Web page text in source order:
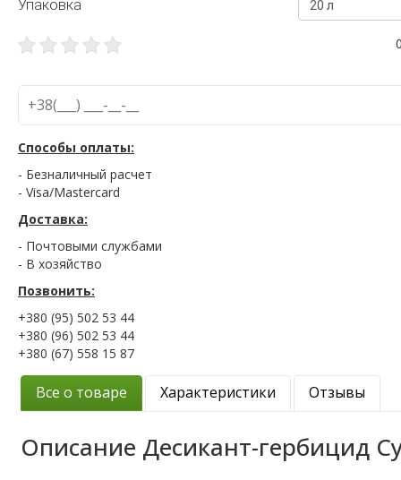
Упаковка 20 л
Способы оплаты:
- Безналичный расчет
- Visa/Mastercard
Доставка:
- Почтовыми службами
- В хозяйство
Позвонить:
+380 (95) 502 53 44
+380 (96) 502 53 44
+380 (67) 558 15 87
Все о товаре Характеристики Отзывы
Описание Десикант-гербицид